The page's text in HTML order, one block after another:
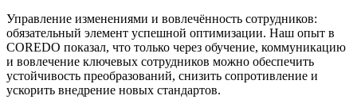
Управление изменениями и вовлечённость сотрудников:
обязательный элемент успешной оптимизации. Наш опыт в
COREDO показал, что только через обучение, коммуникацию
и вовлечение ключевых сотрудников можно обеспечить
устойчивость преобразований, снизить сопротивление и
ускорить внедрение новых стандартов.